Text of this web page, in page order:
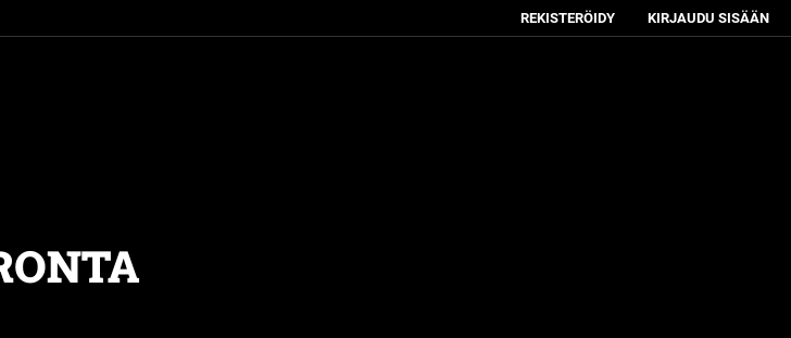
REKISTERÖIDY KIRJAUDU SISÄÄN